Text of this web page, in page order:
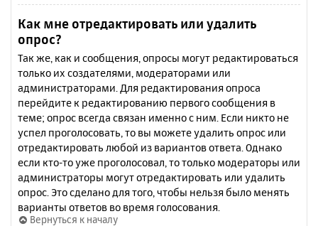
Как мне отредактировать или удалить
опрос?
Так же, как и сообщения, опросы могут редактироваться
только их создателями, модераторами или
администраторами. Для редактирования опроса
перейдите к редактированию первого сообщения в
теме; опрос всегда связан именно с ним. Если никто не
успел проголосовать, то вы можете удалить опрос или
отредактировать любой из вариантов ответа. Однако
если кто-то уже проголосовал, то только модераторы или
администраторы могут отредактировать или удалить
опрос. Это сделано для того, чтобы нельзя было менять
варианты ответов во время голосования.
Вернуться к началу